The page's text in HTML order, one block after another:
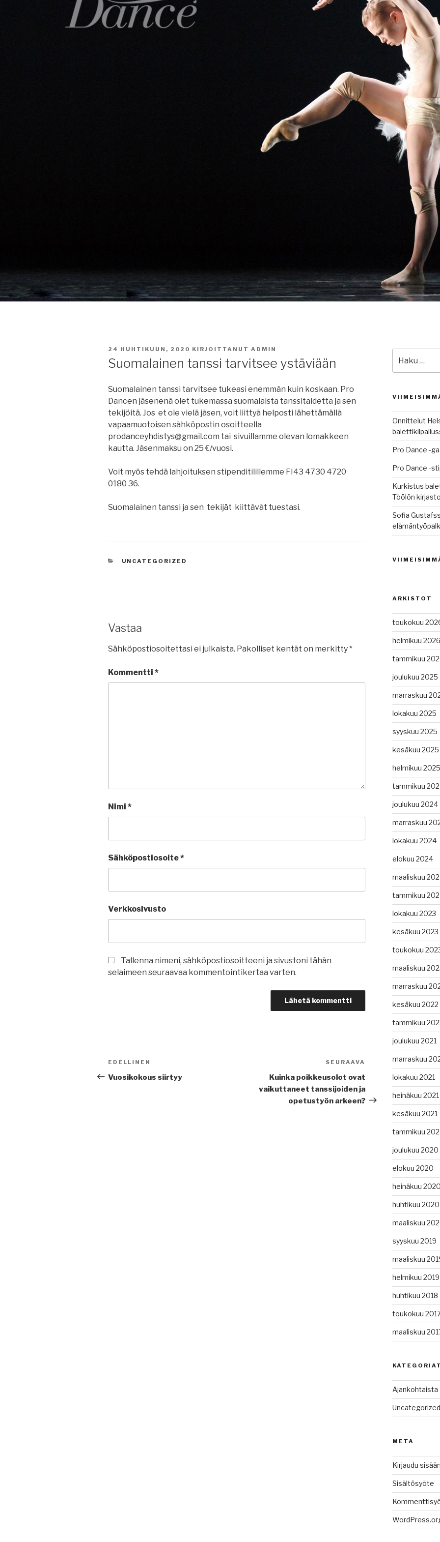
JULKAISTU
24 HUHTIKUUN, 2020 KIRJOITTANUT ADMIN
Suomalainen tanssi tarvitsee ystäviään
Suomalainen tanssi tarvitsee tukeasi enemmän kuin koskaan. Pro
Dancen jäsenenä olet tukemassa suomalaista tanssitaidetta ja sen
tekijöitä. Jos et ole vielä jäsen, voit liittyä helposti lähettämällä
vapaamuotoisen sähköpostin osoitteella
prodanceyhdistys@gmail.com tai sivuillamme olevan lomakkeen
kautta. Jäsenmaksu on 25 €/vuosi.
Voit myös tehdä lahjoituksen stipenditilillemme FI43 4730 4720
0180 36.
Suomalainen tanssi ja sen tekijät kiittävät tuestasi.
KATEGORIAT
UNCATEGORIZED
Vastaa
Sähköpostiosoitettasi ei julkaista. Pakolliset kentät on merkitty*
Kommentti *
Nimi *
Sähköpostiosoite*
Verkkosivusto
Tallenna nimeni, sähköpostiosoitteeni ja sivustoni tähän
selaimeen seuraavaa kommentointikertaa varten.
Artikkelien
selaus
Edellinen
artikkeli
EDELLINEN
Vuosikokous siirtyy
Seuraava
artikkeli
SEURAAVA
Kuinka poikkeusolot ovat
vaikuttaneet tanssijoiden ja
opetustyön arkeen?
Onnittelut
Pro Dance -
Pro Dance -
Kurkistus
Töölön
Sofia
ARKISTOT
toukokuu
helmikuu 2026
tammikuu
joulukuu 2025
marraskuu
lokakuu 2025
syyskuu 2025
kesäkuu 2025
helmikuu 2025
tammikuu
joulukuu 2024
marraskuu
lokakuu 2024
elokuu 2024
maaliskuu
tammikuu
lokakuu 2023
kesäkuu 2023
toukokuu
maaliskuu
marraskuu
kesäkuu 2022
tammikuu
joulukuu 2021
marraskuu
lokakuu 2021
heinäkuu 2021
kesäkuu 2021
tammikuu
joulukuu 2020
elokuu 2020
heinäkuu 2020
huhtikuu 2020
maaliskuu
syyskuu 2019
maaliskuu
helmikuu 2019
huhtikuu 2018
toukokuu
maaliskuu
KATEGORIAT
Ajankohtaista
Uncategorized
META
Kirjaudu sisään
Sisältösyöte